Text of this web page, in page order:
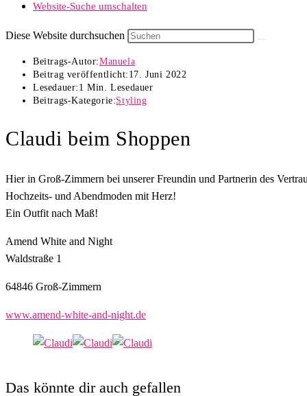
Website-Suche umschalten
Diese Website durchsuchen
Beitrags-Autor:Manuela
Beitrag veröffentlicht: 17. Juni 2022
Lesedauer: 1 Min. Lesedauer
Beitrags-Kategorie:Styling
Claudi beim Shoppen
Hier in Groß-Zimmern bei unserer Freundin und Partnerin des
Hochzeits- und Abendmoden mit Herz!
Ein Outfit nach Maß!
Amend White and Night
Waldstraße 1
64846 Groß-Zimmern
www.amend-white-and-night.de
Das könnte dir auch gefallen